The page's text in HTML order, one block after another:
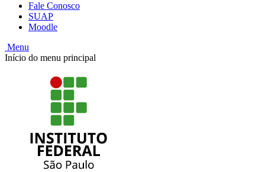
Fale Conosco
SUAP
Moodle
Menu
Início do menu principal